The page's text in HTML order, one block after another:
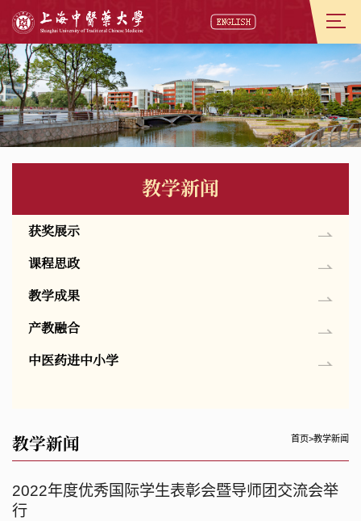
教学新闻
获奖展示
课程思政
教学成果
产教融合
中医药进中小学
教学新闻 首页>教学新闻
2022年度优秀国际学生表彰会暨导师团交流会举
行